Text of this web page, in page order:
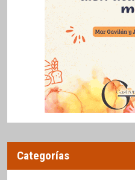
Categorías